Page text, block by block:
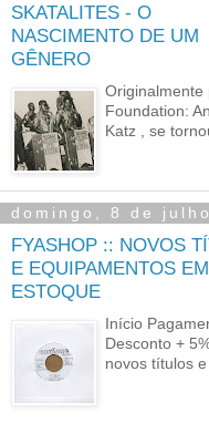
SKATALITES - O
NASCIMENTO DE UM
GÊNERO
Originalmente
Foundation:
Katz , se
domingo, 8 de
FYASHOP :: NOVOS
E EQUIPAMENTOS EM
ESTOQUE
Início
Desconto +
novos títulos